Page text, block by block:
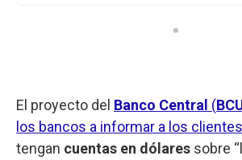
El proyecto del Banco Central (
los bancos a informar a los clientes
tengan cuentas en dólares sobre